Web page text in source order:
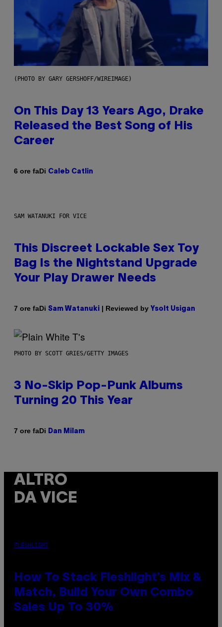
(PHOTO BY GARY GERSHOFF/WIREIMAGE)
On This Day 13 Years Ago, Drake
Released the Best Song of His
Career
6 ore faDi Caleb Catlin
SAM WATANUKI FOR VICE
This Discreet Lockable Sex Toy
Bag Is the Nightstand Upgrade
Your Play Drawer Needs
7 ore faDi Sam Watanuki | Reviewed by Ysolt Usigan
PHOTO BY SCOTT GRIES/GETTY IMAGES
3 No-Skip Pop-Punk Albums
Turning 20 This Year
7 ore faDi Dan Milam
ALTRO
DA VICE
FLESHLIGHT
How To Stack Fleshlight’s Mix &
Match, Build Your Own Combo
Sales Up To 30%